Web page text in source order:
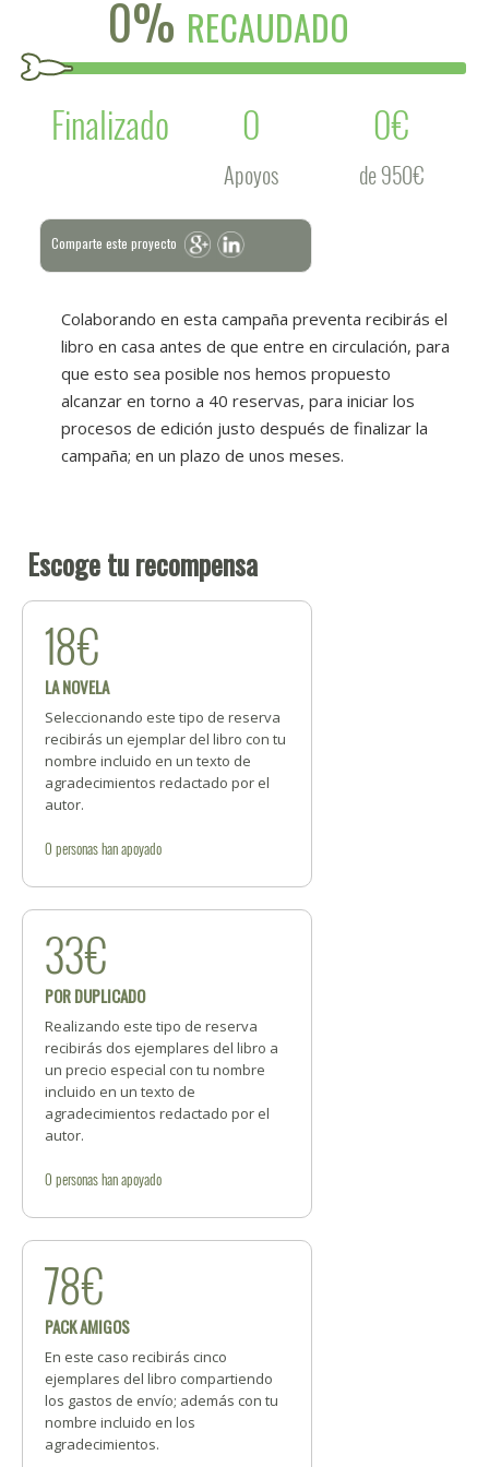
0% RECAUDADO
Finalizado
0
Apoyos
0€
de 950€
Comparte este proyecto
Colaborando en esta campaña preventa recibirás el
libro en casa antes de que entre en circulación, para
que esto sea posible nos hemos propuesto
alcanzar en torno a 40 reservas, para iniciar los
procesos de edición justo después de finalizar la
campaña; en un plazo de unos meses.
Escoge tu recompensa
18€
LA NOVELA
Seleccionando este tipo de reserva
recibirás un ejemplar del libro con tu
nombre incluido en un texto de
agradecimientos redactado por el
autor.
0 personashan apoyado
33€
POR DUPLICADO
Realizando este tipo de reserva
recibirás dos ejemplares del libro a
un precio especial con tu nombre
incluido en un texto de
agradecimientos redactado por el
autor.
0 personashan apoyado
78€
PACK AMIGOS
En este caso recibirás cinco
ejemplares del libro compartiendo
los gastos de envío; además con tu
nombre incluido en los
agradecimientos.